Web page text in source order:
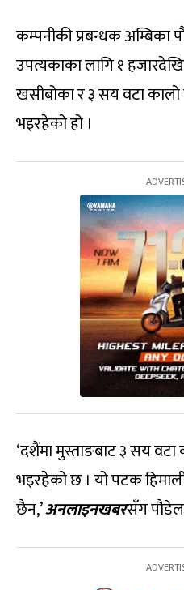
कम्पनीकी प्रबन्धक अम्बिका
उपत्यकाका लागि १
खसीबोका र ३ सय वटा कालो
भइरहेको हो ।
‘दशैंमा मुस्ताङबाट ३ सय वटा
भइरहेको छ । यो पटक
छैन,’अनलाइनखबरसँग